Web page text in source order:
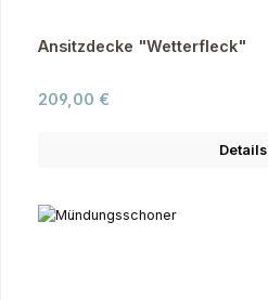
Ansitzdecke "Wetterfleck"
Regulärer Preis:
209,00 €
Details